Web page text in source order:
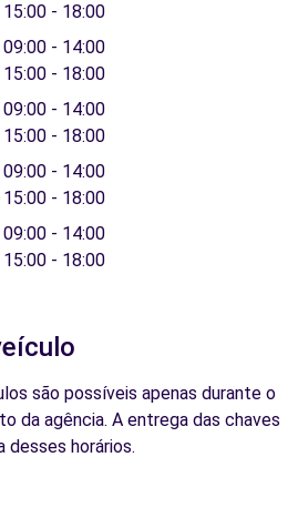
15:00 - 18:00
09:00 - 14:00
15:00 - 18:00
09:00 - 14:00
15:00 - 18:00
09:00 - 14:00
15:00 - 18:00
09:00 - 14:00
15:00 - 18:00
são possíveis apenas durante o
da agência. A entrega das chaves
desses horários.